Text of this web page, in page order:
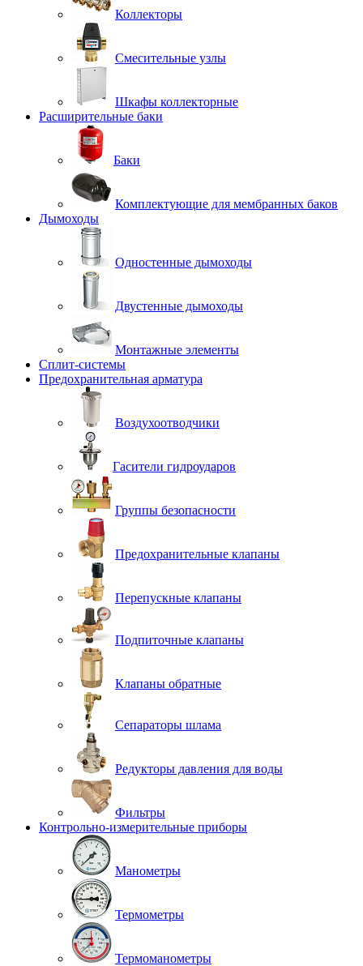
Коллекторы
Смесительные узлы
Шкафы коллекторные
Расширительные баки
Баки
Комплектующие для мембранных баков
Дымоходы
Одностенные дымоходы
Двустенные дымоходы
Монтажные элементы
Сплит-системы
Предохранительная арматура
Воздухоотводчики
Гасители гидроударов
Группы безопасности
Предохранительные клапаны
Перепускные клапаны
Подпиточные клапаны
Клапаны обратные
Сепараторы шлама
Редукторы давления для воды
Фильтры
Контрольно-измерительные приборы
Манометры
Термометры
Термоманометры